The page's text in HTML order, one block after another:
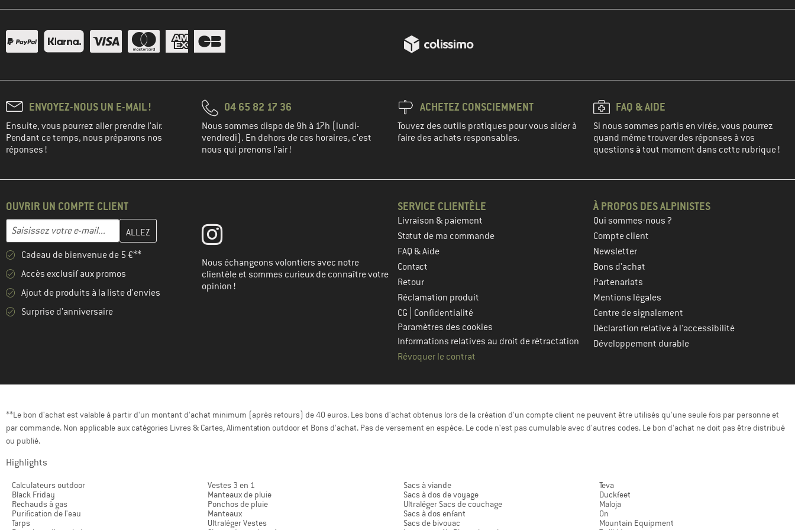
Norrøna(4)
Ortovox (5)
Outdoor Research (1)
POC(1)
Quiksilver
Rab(9)
Vaude(11)
Volcom
ENVOYEZ-NOUS UN E-MAIL !
Ensuite, vous pourrez aller prendre l'air.
Pendant ce temps, nous préparons nos
réponses !
04 65 82 17 36
Nous sommes dispo de 9h à 17h (lundi-
vendredi). En dehors de ces horaires, c'est
nous qui prenons l'air !
ACHETEZ CONSCIEMMENT
Touvez des outils pratiques pour vous aider à
faire des achats responsables.
FAQ & AIDE
Si nous sommes partis en virée, vous pourrez
quand même trouver des réponses à vos
questions à tout moment dans cette rubrique !
OUVRIR UN COMPTE CLIENT
Adresse e-mail
Entrez votre adresse e-mail ici et créez votre compte client à la prochaine étape
Cadeau de bienvenue de 5 €**
Accès exclusif aux promos
Ajout de produits à la liste d'envies
Surprise d'anniversaire
Nous échangeons volontiers avec notre
clientèle et sommes curieux de connaître votre
opinion !
SERVICE CLIENTÈLE
Livraison & paiement
Statut de ma commande
FAQ & Aide
Contact
Retour
Réclamation produit
CG
Confidentialité
Paramètres des cookies
Informations relatives au droit de rétractation
Révoquer le contrat
À PROPOS DES ALPINISTES
Qui sommes-nous ?
Compte client
Newsletter
Bons d'achat
Partenariats
Mentions légales
Centre de signalement
Déclaration relative à l'accessibilité
Développement durable
**Le bon d'achat est valable à partir d'un montant d'achat minimum (après retours) de 40 euros. Les bons d'achat obtenus lors de la création d'un compte client ne peuvent être utilisés qu'une seule fois par personne et
par commande. Non applicable aux catégories Livres & Cartes, Alimentation outdoor et Bons d'achat. Pas de versement en espèce. Le code n'est pas cumulable avec d'autres codes. Le bon d'achat ne doit pas être distribué
ou publié.
Highlights
Calculateurs outdoor
Black Friday
Rechauds à gas
Purification de l'eau
Tarps
Vestes 3 en 1
Manteaux de pluie
Ponchos de pluie
Manteaux
Ultraléger Vestes
Sacs à viande
Sacs à dos de voyage
Ultraléger Sacs de couchage
Sacs à dos enfant
Sacs de bivouac
Teva
Duckfeet
Maloja
On
Mountain Equipment